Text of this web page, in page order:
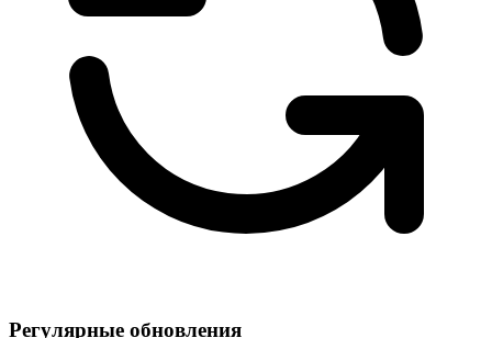
Регулярные обновления